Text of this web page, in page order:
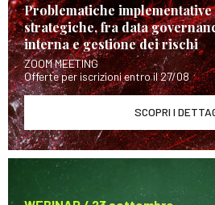
Problematiche implementative
strategiche, fra data
interna e gestione dei rischi
ZOOM MEETING
Offerte per iscrizioni entro il 27/08
SCOPRI I